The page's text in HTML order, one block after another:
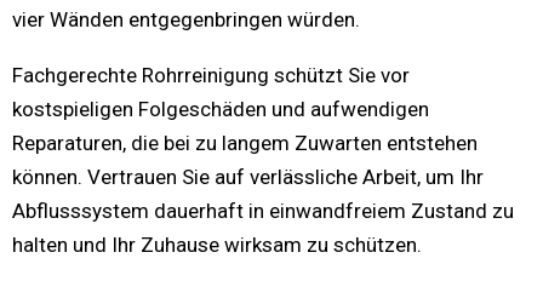
vier Wänden entgegenbringen würden.
Fachgerechte Rohrreinigung schützt Sie vor
kostspieligen Folgeschäden und aufwendigen
Reparaturen, die bei zu langem Zuwarten entstehen
können. Vertrauen Sie auf verlässliche Arbeit, um Ihr
Abflusssystem dauerhaft in einwandfreiem Zustand zu
halten und Ihr Zuhause wirksam zu schützen.